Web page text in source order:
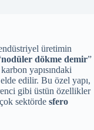
üretimin
nodüler dökme demir”
yapısındaki
edilir. Bu özel yapı,
gibi üstün özellikler
sektörde sfero